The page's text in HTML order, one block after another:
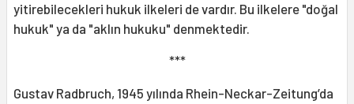
yitirebilecekleri hukuk ilkeleri de vardır. Bu ilkelere "doğal
hukuk" ya da "aklın hukuku" denmektedir.
***
Gustav Radbruch, 1945 yılında Rhein-Neckar-Zeitung’da